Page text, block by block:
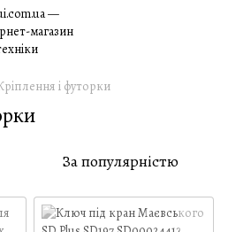
і футорки
За популярністю